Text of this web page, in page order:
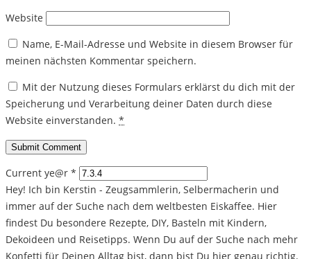
Website
Name, E-Mail-Adresse und Website in diesem Browser für
meinen nächsten Kommentar speichern.
Mit der Nutzung dieses Formulars erklärst du dich mit der
Speicherung und Verarbeitung deiner Daten durch diese
Website einverstanden. *
Current ye@r *
Hey! Ich bin Kerstin - Zeugsammlerin, Selbermacherin und
immer auf der Suche nach dem weltbesten Eiskaffee. Hier
findest Du besondere Rezepte, DIY, Basteln mit Kindern,
Dekoideen und Reisetipps. Wenn Du auf der Suche nach mehr
Konfetti für Deinen Alltag bist, dann bist Du hier genau richtig.